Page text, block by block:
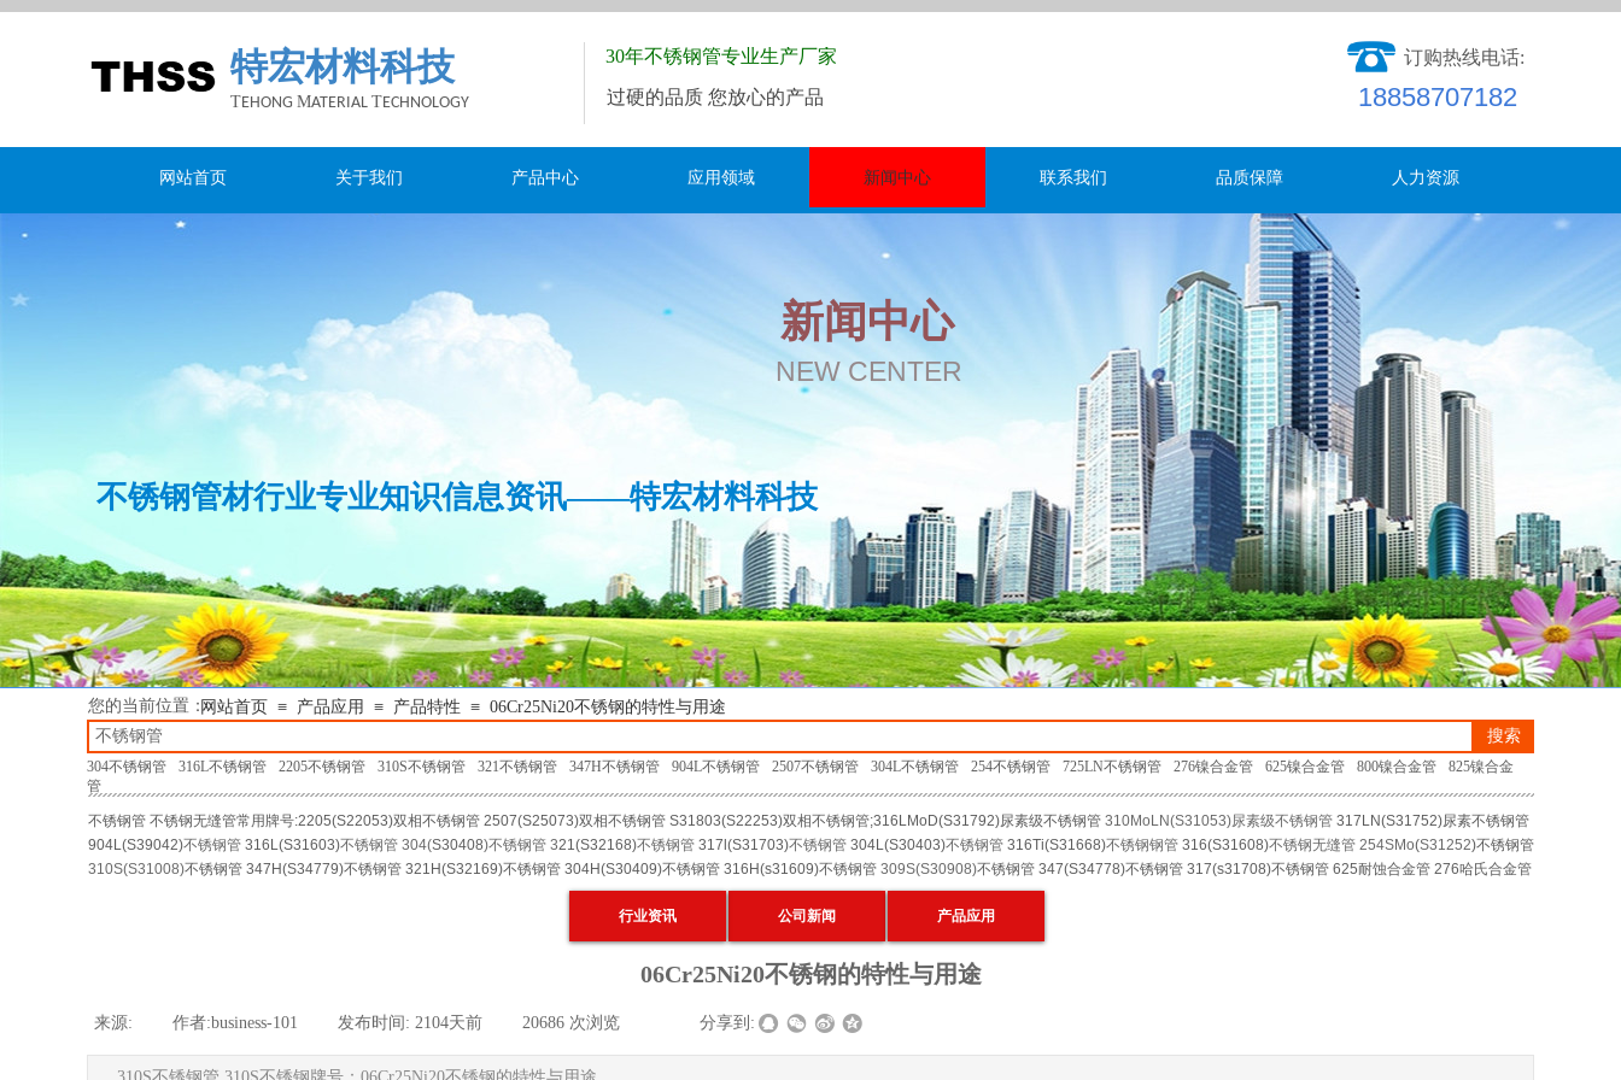
过硬的品质 您放心的产品
30年不锈钢管专业生产厂家 订购热线电话:
18858707182​​​​​​​​​
特宏材料科技
TEHONG MATERIAL TECHNOLOGY
网站首页 关于我们 产品中心 应用领域 新闻中心 联系我们 品质保障 人力资源
NEW CENTER
新闻中心
不锈钢管材行业专业知识信息资讯——特宏材料科技
您的当前位置：网站首页 ≡ 产品应用 ≡ 产品特性 ≡ 06Cr25Ni20不锈钢的特性与用途
搜索
304不锈钢管 316L不锈钢管 2205不锈钢管 310S不锈钢管 321不锈钢管 347H不锈钢管 904L不锈钢管 2507不锈钢管 304L不锈钢管 254不锈钢管 725LN不锈钢管 276镍合金管 625镍合金管 800镍合金管
825镍合金
管
不锈钢管 不锈钢无缝管常用牌号:2205(S22053)双相不锈钢管 2507(S25073)双相不锈钢管 S31803(S22253)双相不锈钢管;316LMoD(S31792)尿素级不锈钢管 310MoLN(S31053)尿素级不锈钢管 317LN(S31752)尿素不锈钢管
904L(S39042)不锈钢管 316L(S31603)不锈钢管 304(S30408)不锈钢管 321(S32168)不锈钢管 317l(S31703)不锈钢管 304L(S30403)不锈钢管 316Ti(S31668)不锈钢钢管 316(S31608)不锈钢无缝管 254SMo(S31252)不锈钢管
310S(S31008)不锈钢管 347H(S34779)不锈钢管 321H(S32169)不锈钢管 304H(S30409)不锈钢管 316H(s31609)不锈钢管 309S(S30908)不锈钢管 347(S34778)不锈钢管 317(s31708)不锈钢管 625耐蚀合金管 276哈氏合金管
产品应用
公司新闻
行业资讯
06Cr25Ni20不锈钢的特性与用途
来源: 作者:business-101 发布时间: 2104天前 20686 次浏览 分享到: